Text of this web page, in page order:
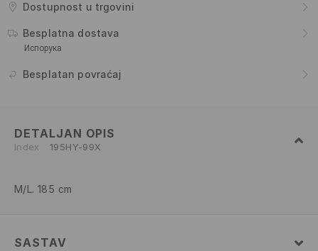
Dostupnost u trgovini
Besplatna dostava
Испорука
Besplatan povraćaj
DETALJAN OPIS
Index 195HY-99X
M/L. 185 cm
SASTAV